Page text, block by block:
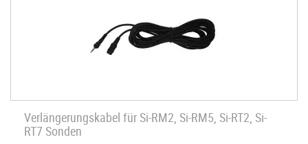
Verlängerungskabel für Si-RM2, Si-RM5, Si-RT2, Si-
RT7 Sonden